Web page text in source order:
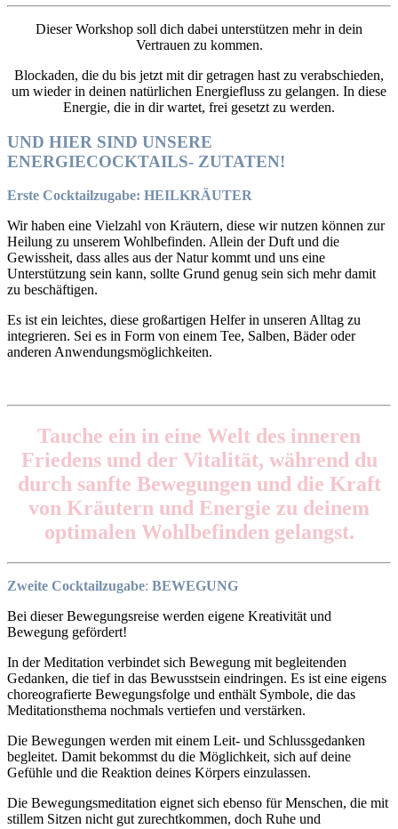
Dieser Workshop soll dich dabei unterstützen mehr in dein
Vertrauen zu kommen.
Blockaden, die du bis jetzt mit dir getragen hast zu verabschieden,
um wieder in deinen natürlichen Energiefluss zu gelangen. In diese
Energie, die in dir wartet, frei gesetzt zu werden.
UND HIER SIND UNSERE
ENERGIECOCKTAILS- ZUTATEN!
Erste Cocktailzugabe: HEILKRÄUTER
Wir haben eine Vielzahl von Kräutern, diese wir nutzen können zur
Heilung zu unserem Wohlbefinden. Allein der Duft und die
Gewissheit, dass alles aus der Natur kommt und uns eine
Unterstützung sein kann, sollte Grund genug sein sich mehr damit
zu beschäftigen.
Es ist ein leichtes, diese großartigen Helfer in unseren Alltag zu
integrieren. Sei es in Form von einem Tee, Salben, Bäder oder
anderen Anwendungsmöglichkeiten.
Tauche ein in eine Welt des inneren
Friedens und der Vitalität, während du
durch sanfte Bewegungen und die Kraft
von Kräutern und Energie zu deinem
optimalen Wohlbefinden gelangst.
Zweite Cocktailzugabe: BEWEGUNG
Bei dieser Bewegungsreise werden eigene Kreativität und
Bewegung gefördert!
In der Meditation verbindet sich Bewegung mit begleitenden
Gedanken, die tief in das Bewusstsein eindringen. Es ist eine eigens
choreografierte Bewegungsfolge und enthält Symbole, die das
Meditationsthema nochmals vertiefen und verstärken.
Die Bewegungen werden mit einem Leit- und Schlussgedanken
begleitet. Damit bekommst du die Möglichkeit, sich auf deine
Gefühle und die Reaktion deines Körpers einzulassen.
Die Bewegungsmeditation eignet sich ebenso für Menschen, die mit
stillem Sitzen nicht gut zurechtkommen, doch Ruhe und